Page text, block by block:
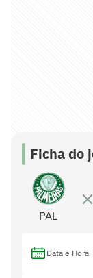
Ficha do
PAL
Data e Hora